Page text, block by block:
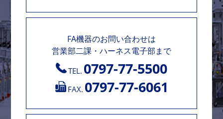
FA機器のお問い合わせは
営業部二課・ハーネス電子部まで
TEL. 0797-77-5500
FAX. 0797-77-6061